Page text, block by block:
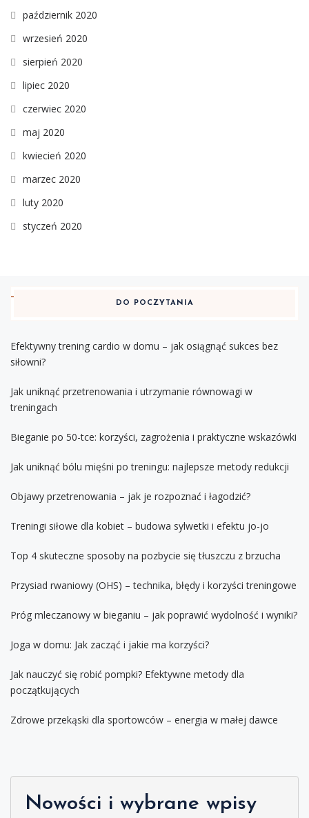
październik 2020
wrzesień 2020
sierpień 2020
lipiec 2020
czerwiec 2020
maj 2020
kwiecień 2020
marzec 2020
luty 2020
styczeń 2020
DO POCZYTANIA
Efektywny trening cardio w domu – jak osiągnąć sukces bez
siłowni?
Jak uniknąć przetrenowania i utrzymanie równowagi w
treningach
Bieganie po 50-tce: korzyści, zagrożenia i praktyczne wskazówki
Jak uniknąć bólu mięśni po treningu: najlepsze metody redukcji
Objawy przetrenowania – jak je rozpoznać i łagodzić?
Treningi siłowe dla kobiet – budowa sylwetki i efektu jo-jo
Top 4 skuteczne sposoby na pozbycie się tłuszczu z brzucha
Przysiad rwaniowy (OHS) – technika, błędy i korzyści treningowe
Próg mleczanowy w bieganiu – jak poprawić wydolność i wyniki?
Joga w domu: Jak zacząć i jakie ma korzyści?
Jak nauczyć się robić pompki? Efektywne metody dla
początkujących
Zdrowe przekąski dla sportowców – energia w małej dawce
Nowości i wybrane wpisy